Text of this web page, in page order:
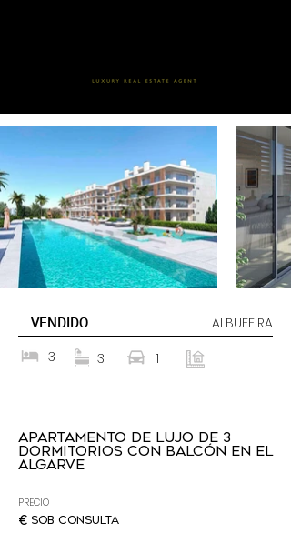
VENDIDO ALBUFEIRA
Apartamento de lujo de 3
dormitorios con balcón en el
Algarve
PRECIO
€ Sob Consulta
1
3 3